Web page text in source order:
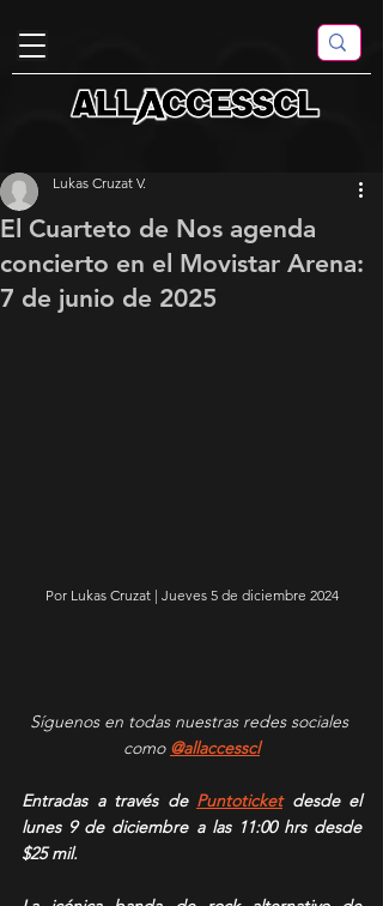
El Cuarteto de Nos agenda
concierto en el Movistar Arena:
7 de junio de 2025
Lukas Cruzat V.
Por Lukas Cruzat | Jueves 5 de diciembre 2024
Síguenos en todas nuestras redes sociales
como @allaccesscl
Entradas a través de Puntoticket desde el
lunes 9 de diciembre a las 11:00 hrs desde
$25 mil.